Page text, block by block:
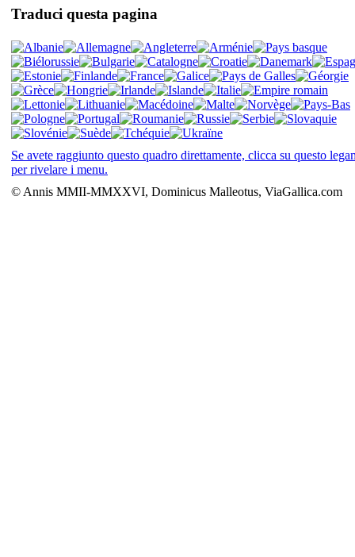
Traduci questa pagina
Se avete raggiunto questo quadro direttamente, clicca su questo
per rivelare i menu.
© Annis MMII-MMXXVI, Dominicus Malleotus, ViaGallica.com